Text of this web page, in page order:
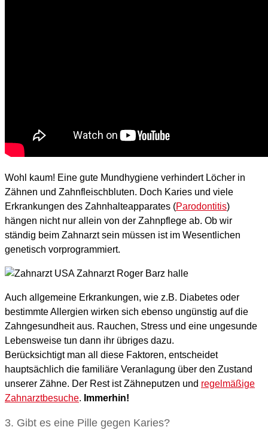
Wohl kaum! Eine gute Mundhygiene verhindert Löcher in
Zähnen und Zahnfleischbluten. Doch Karies und viele
Erkrankungen des Zahnhalteapparates (Parodontitis)
hängen nicht nur allein von der Zahnpflege ab. Ob wir
ständig beim Zahnarzt sein müssen ist im Wesentlichen
genetisch vorprogrammiert.
Auch allgemeine Erkrankungen, wie z.B. Diabetes oder
bestimmte Allergien wirken sich ebenso ungünstig auf die
Zahngesundheit aus. Rauchen, Stress und eine ungesunde
Lebensweise tun dann ihr übriges dazu.
Berücksichtigt man all diese Faktoren, entscheidet
hauptsächlich die familiäre Veranlagung über den Zustand
unserer Zähne. Der Rest ist Zähneputzen und regelmäßige
Zahnarztbesuche. Immerhin!
3. Gibt es eine Pille gegen Karies?